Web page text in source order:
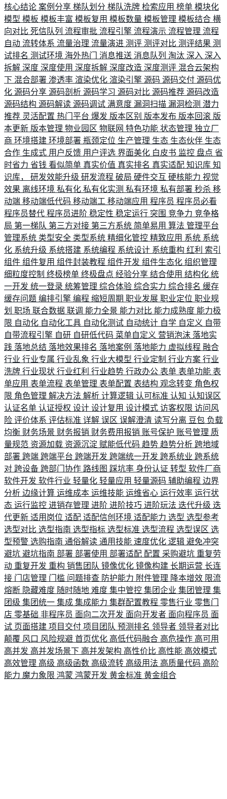
核心结论 案例分享 梯队划分 梯队洗牌 检索应用 榜单 模块化
模型 模板 模板丰富 模板复用 模板数量 模板管理 模板结合 横
向对比 死信队列 流程审批 流程引擎 流程演示 流程管理 流程
自动 流转体系 流量治理 流量演进 测评 测评对比 测评结果 测
试排名 测试环境 海外热门 消息推送 消息队列 淘汰 深入 深入
拆解 深度 深度使用 深度拆解 深度改造 深度测评 混合云架构
下 混合部署 渗透率 渲染优化 渲染引擎 源码 源码交付 源码优
化 源码分享 源码剖析 源码学习 源码对比 源码推荐 源码改造
源码结构 源码解读 源码调试 满意度 漏洞扫描 漏洞检测 潜力
推荐 灵活配置 热门平台 爆发 版本区别 版本发布 版本回滚 版
本更新 版本管理 物业园区 物联网 特色功能 状态管理 独立厂
商 环境搭建 环境部署 瓶颈定位 生产管理 生态 生态伙伴 生态
合作 生成式 用户反馈 用户评选 界面美化 白皮书 监控 盘点 省
时省力 省钱 看似简单 真实价值 真实排名 真实适配 知识库 知
识库， 研发效能升级 研发流程 破局 硬件交互 硬核能力 视觉
效果 离线环境 私有化 私有化实测 私有环境 私有部署 秒杀 移
动端 移动端低代码 移动端工 移动端应用 程序员 程序员必看
程序员替代 程序员进阶 稳定性 稳定运行 突围 竞争力 竞争格
局 第一梯队 第三方对接 第三方系统 简单易用 算法 管理平台
管理系统 类型安全 类型系统 精细化管控 精致应用 系统 系统
化 系统升级 系统搭建 系统编程 系统设计 系统重构 红利 索引
组件 组件复用 组件封装教程 组件开发 组件生态化 组织管理
细粒度控制 终极榜单 终极盘点 经验分享 结合使用 结构化 统
一开发 统一登录 统筹管理 综合体验 综合实力 综合排名 缓存
缓存问题 编排引擎 编程 缩短周期 职业发展 职业定位 职业规
划 职场 联合数据 联调 能力全景 能力对比 能力成熟度 能力极
限 自动化 自动化工具 自动化测试 自动统计 自学 自定义 自带
自带流程引擎 自研 自研低代码 菜单自定义 营销泡沫 落地实
践 落地总结 落地效果排名 落地案例 落地能力 虚拟线程 融合
行业 行业专属 行业乱象 行业大模型 行业定制 行业方案 行业
洗牌 行业现状 行业红利 行业趋势 行政办公 表单 表单功能 表
单应用 表单流程 表单管理 表单配置 表结构 观念转变 角色权
限 角色管理 解决方法 解析 计算逻辑 认可标准 认知 认知误区
认证名单 认证授权 设计 设计复用 设计模式 访客权限 访问风
险 评价体系 评估标准 详解 误区 误解澄清 读写分离 豆包 负载
均衡 财务场景 财务报销 财务费用报销 账号保护 账号管理 质
量规范 资源加载 资源沉淀 赋能低代码 趋势 趋势分析 跨地域
部署 跨端 跨端平台 跨端开发 跨端统一开发 跨系统业 跨系统
对 跨设备 跨部门协作 路线图 踩坑率 身份认证 转型 软件厂商
软件开发 软件行业 轻量化 轻量应用 轻量源码 辅助编程 边界
分析 边缘计算 运维成本 运维技能 运维省心 运行效率 运行状
态 运行监控 进销存管理 进阶 进阶技巧 进阶玩法 迭代升级 迭
代更新 适用岗位 适配 适配信创环境 适配能力 选型 选型参考
选型对比 选型指南 选型指标 选型标准 选型流程 选型误区 选
型预警 选购指南 通俗解读 通用技能 速度优化 逻辑 避免冲突
避坑 避坑指南 部署 部署使用 部署适配 配置 采购避坑 重复劳
动 重复开发 重构 销售团队 镜像优化 镜像构建 长期运营 长连
接 门店管理 门槛 问题排查 防护能力 附件管理 降本增效 限流
熔断 隐藏难度 随时随地 难度 集中管控 集团企业 集团管理 集
团级 集团统一 集成 集成能力 集群配置教程 零售行业 零售门
店 零基础 非程序员 面向二次开发 面向开发者 面向程序员 面
试 页面搭建 项目交付 项目团队 预测排名 领导者 领导者对比
颠覆 风口 风险规避 首页优化 高低代码融合 高危操作 高可用
高并发 高并发场景下 高并发架构 高性价比 高性能 高效模式
高效管理 高级 高级函数 高级流转 高级用法 高质量代码 高阶
能力 魔力象限 鸿蒙 鸿蒙开发 黄金标准 黄金组合